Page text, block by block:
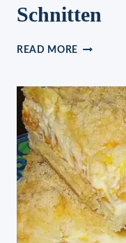
Schnitten
READ MORE ZITRONEN